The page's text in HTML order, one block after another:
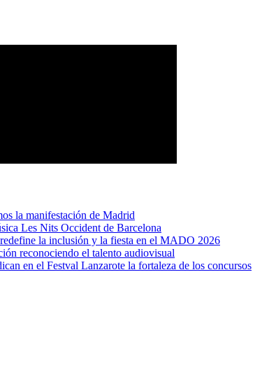
la manifestación de Madrid
Les Nits Occident de Barcelona
la inclusión y la fiesta en el MADO 2026
reconociendo el talento audiovisual
en el Festval Lanzarote la fortaleza de los concursos